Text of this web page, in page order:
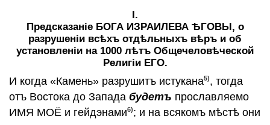
Благовѣстiе отъ БОГА
Призывъ всѣхъ людей къ безсмертiю
чрезъ открытiе 12 Тайнъ
Открытiе 7-ми Тайнъ
Правда БОГА Израилева
Колъ в горло
Защитникъ Ѣговистовъ
I.
Предсказанiе БОГА ИЗРАИЛЕВА ѢГОВЫ, о
разрушенiи всѣхъ отдѣльныхъ вѣръ и об
установленiи на 1000 лѣтъ Общечеловѣческой
Религiи ЕГО.
И когда «Камень» разрушитъ истукана5), тогда
отъ Востока до Запада будетъ прославляемо
ИМЯ МОЁ и гейдэнами6); и на всякомъ мѣстѣ они